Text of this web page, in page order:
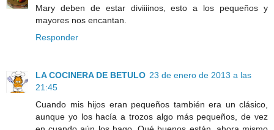
Mary deben de estar diviiiinos, esto a los pequeños y
mayores nos encantan.
Responder
LA COCINERA DE BETULO 23 de enero de 2013 a las
21:45
Cuando mis hijos eran pequeños también era un clásico,
aunque yo los hacía a trozos algo más pequeños, de vez